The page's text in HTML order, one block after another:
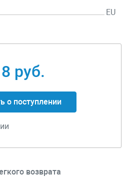
EU
руб.
о поступлении
возврата